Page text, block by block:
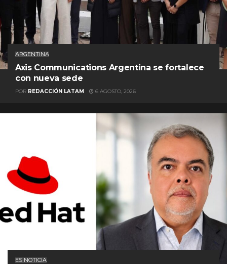
ARGENTINA
Axis Communications Argentina se fortalece
con nueva sede
POR REDACCIÓN LATAM 6 AGOSTO, 2026
ES NOTICIA